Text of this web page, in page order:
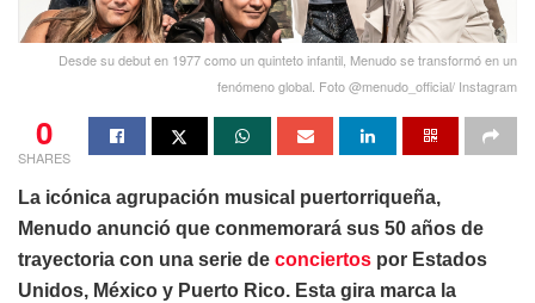
Desde su debut en 1977 como un quinteto infantil, Menudo se transformó en un
fenómeno global. Foto @menudo_official/ Instagram
0
SHARES
La icónica agrupación musical puertorriqueña,
Menudo anunció que conmemorará sus 50 años de
trayectoria con una serie de conciertos por Estados
Unidos, México y Puerto Rico. Esta gira marca la